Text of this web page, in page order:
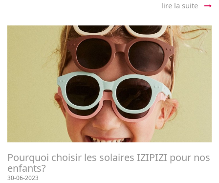
lire la suite
Pourquoi choisir les solaires IZIPIZI pour nos
enfants?
30-06-2023